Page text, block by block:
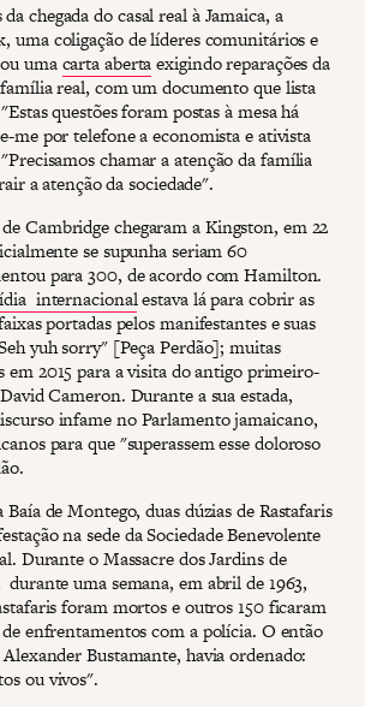
chegada do casal real à Jamaica, a
uma coligação de líderes comunitários e
umacarta abertaexigindo reparações da
real, com um documento que lista
questões foram postas à mesa há
me por telefone a economista e ativista
chamar a atenção da família
a atenção da sociedade".
Cambridge chegaram a Kingston, em 22
se supunha seriam 60
para 300, de acordo com Hamilton.
internacionalestava lá para cobrir as
portadas pelos manifestantes e suas
yuh sorry" [Peça Perdão]; muitas
em 2015 para a visita do antigo primeiro-
Cameron. Durante a sua estada,
infame no Parlamento jamaicano,
para que "superassem esse doloroso
de Montego, duas dúzias de Rastafaris
na sede da Sociedade Benevolente
Durante o Massacre dos Jardins de
uma semana, em abril de 1963,
foram mortos e outros 150 ficaram
enfrentamentos com a polícia. O então
Bustamante, havia ordenado:
ou vivos".